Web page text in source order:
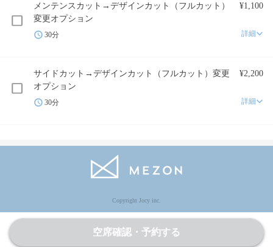
メンテンスカット→デザインカット（フルカット）
変更オプション
¥1,100
30分 詳細
サイドカット→デザインカット（フルカット）変更
オプション
¥2,200
30分 詳細
空席確認・予約する
Copyright Jocy inc.